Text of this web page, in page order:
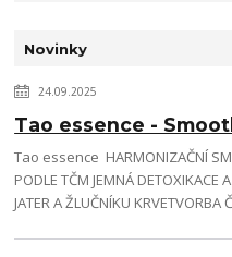
Novinky
24.09.2025
Tao essence -
Tao essence HARMONIZAČNÍ
PODLE TČM JEMNÁ DETOXIKACE
JATER A ŽLUČNÍKU KRVETVORBA